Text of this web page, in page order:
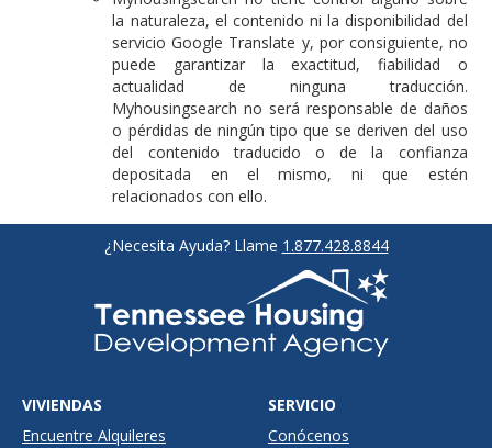
la naturaleza, el contenido ni la disponibilidad del
servicio Google Translate y, por consiguiente, no
puede garantizar la exactitud, fiabilidad o
actualidad de ninguna traducción.
Myhousingsearch no será responsable de daños
o pérdidas de ningún tipo que se deriven del uso
del contenido traducido o de la confianza
depositada en el mismo, ni que estén
relacionados con ello.
VIVIENDAS
Encuentre Alquileres
SERVICIO
Conócenos
¿Necesita Ayuda? Llame 1.877.428.8844